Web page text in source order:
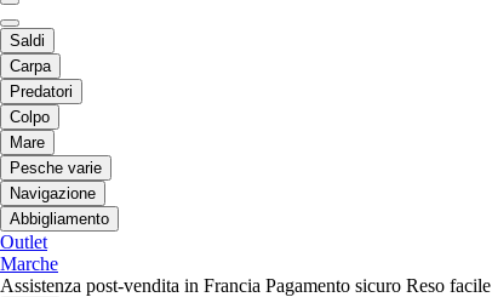
Saldi
Carpa
Predatori
Colpo
Mare
Pesche varie
Navigazione
Abbigliamento
Outlet
Marche
Assistenza post-vendita in Francia Pagamento sicuro Reso facile